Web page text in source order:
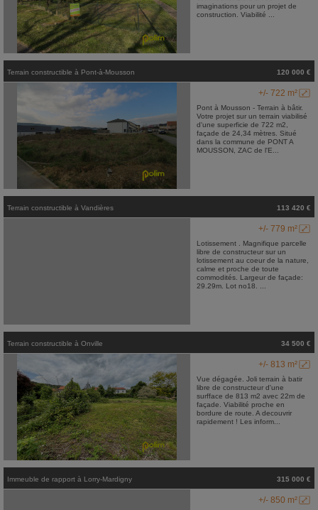
imaginations pour un projet de
construction. Viabilité ...
Terrain constructible à Pont-à-Mousson 120 000 €
+/- 722 m²
Pont à Mousson - Terrain à bâtir.
Votre projet sur un terrain viabilisé
d'une superficie de 722 m2,
façade de 24,34 mètres. Situé
dans la commune de PONT A
MOUSSON, ZAC de l'E...
Terrain constructible à Vandières 113 420 €
+/- 779 m²
Lotissement . Magnifique parcelle
libre de constructeur sur un
lotissement au coeur de la nature,
calme et proche de toute
commodités. Largeur de façade:
29.29m. Lot no18. ...
Terrain constructible à Onville 34 500 €
+/- 813 m²
Vue dégagée. Joli terrain à batir
libre de constructeur d'une
surfface de 813 m2 avec 22m de
façade. Viabilité proche en
bordure de route. A decouvrir
rapidement ! Les inform...
Immeuble de rapport à Lorry-Mardigny 315 000 €
+/- 850 m²